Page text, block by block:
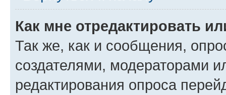
Как мне отредактировать
Так же, как и сообщения,
создателями, модераторами
редактирования опроса